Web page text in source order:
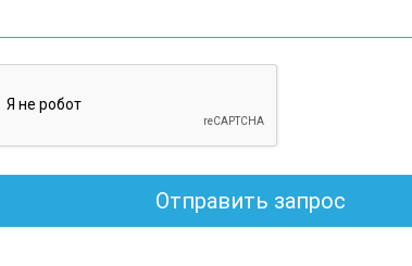
Отправить запрос